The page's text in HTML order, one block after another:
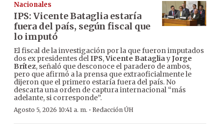
Nacionales
IPS: Vicente Bataglia estaría
fuera del país, según fiscal que
lo imputó
El fiscal de la investigación por la que fueron imputados
dos ex presidentes delIPS,Vicente BatagliayJorge
Brítez, señaló que desconoce el paradero de ambos,
pero que afirmó a la prensa que extraoficialmente le
dijeron que el primero estaría fuera del país. No
descarta una orden de captura internacional “más
adelante, si corresponde”.
Agosto 5, 2026 10:41 a. m. · Redacción ÚH